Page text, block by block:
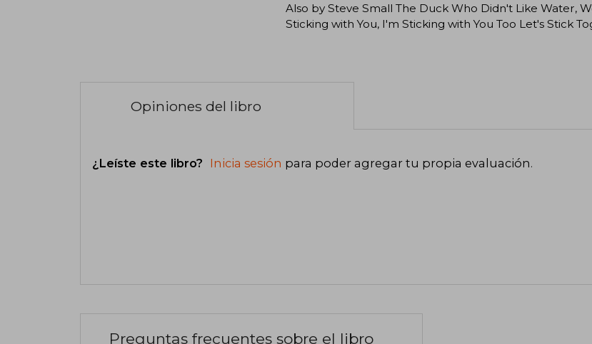
Also by Steve Small The Duck Who Didn't Like Water,
Sticking with You, I'm Sticking with You Too Let's Stick
Opiniones del libro
¿Leíste este libro? Inicia sesión para poder agregar tu propia evaluación.
Preguntas frecuentes sobre el libro